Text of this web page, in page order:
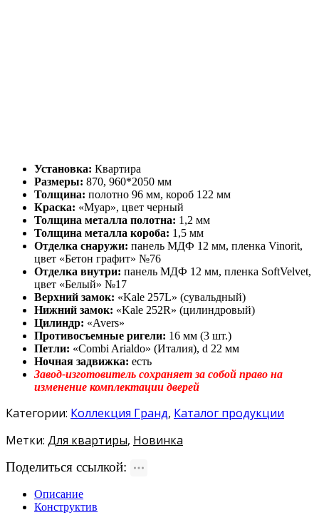
Установка: Квартира
Размеры: 870, 960*2050 мм
Толщина: полотно 96 мм, короб 122 мм
Краска: «Муар», цвет черный
Толщина металла полотна: 1,2 мм
Толщина металла короба: 1,5 мм
Отделка снаружи: панель МДФ 12 мм, пленка Vinorit,
цвет «Бетон графит» №76
Отделка внутри: панель МДФ 12 мм, пленка SoftVelvet,
цвет «Белый» №17
Верхний замок: «Kale 257L» (сувальдный)
Нижний замок: «Kale 252R» (цилиндровый)
Цилиндр: «Avers»
Противосъемные ригели: 16 мм (3 шт.)
Петли: «Combi Arialdo» (Италия), d 22 мм
Ночная задвижка: есть
Завод-изготовитель сохраняет за собой право на
изменение комплектации дверей
Категории: Коллекция Гранд, Каталог продукции
Метки: Для квартиры, Новинка
Поделиться ссылкой:
Описание
Конструктив